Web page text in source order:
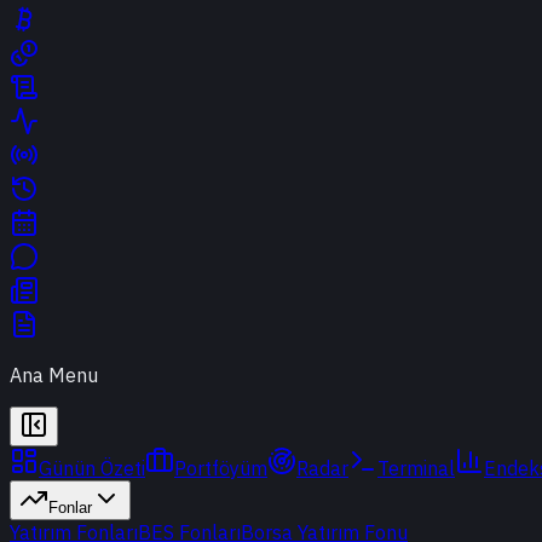
Ana Menu
Günün Özeti Portföyüm Radar Terminal
Fonlar
Yatırım FonlarıBES FonlarıBorsa Yatırım Fonu